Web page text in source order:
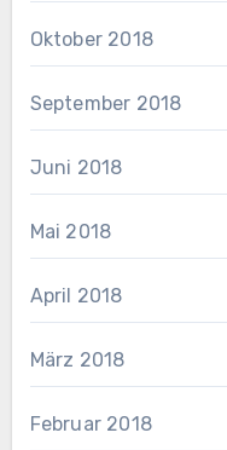
Oktober 2018
September 2018
Juni 2018
Mai 2018
April 2018
März 2018
Februar 2018